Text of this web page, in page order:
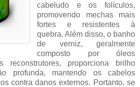
cabeludo e os folículos,
promovendo mechas mais
fortes e resistentes à
quebra. Além disso, o banho
de verniz, geralmente
composto por óleos
reconstrutores, proporciona brilho
profunda, mantendo os cabelos
contra danos externos. Portanto, se